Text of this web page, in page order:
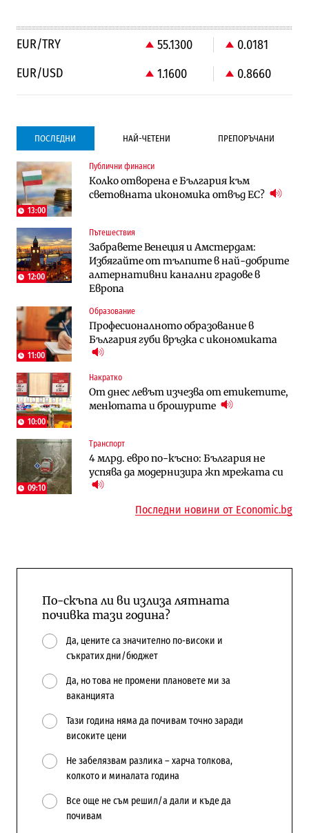
EUR/TRY 55.1300
0.0181
EUR/USD
1.1600 0.8660
ПОСЛЕДНИ НАЙ-ЧЕТЕНИ ПРЕПОРЪЧАНИ
13:00
Публични финанси
Колко отворена е България към
световната икономика отвъд ЕС?
12:00
Пътешествия
Забравете Венеция и Амстердам:
Избягайте от тълпите в най-добрите
алтернативни канални градове в
Европа
11:00
Образование
Професионалното образование в
България губи връзка с икономиката
10:00
Накратко
От днес левът изчезва от етикетите,
менютата и брошурите
09:10
Транспорт
4 млрд. евро по-късно: България не
успява да модернизира жп мрежата си
Градоустройство
Столична община избра изпълнител за
преместването на трамвайното
Компании
Vivacom предлага над 150 устройства с
90% отстъпка през август
„Ендуросат“ ще строи огромен
космически и отбранителен център в
Доброславци
Държавният ТЕЦ „Марица изток 2“
работи с 5 блока
АЕЦ „Козлодуй“ ще работи само още
няколко седмици, ако сушата продължи
Компании
Vivacom предлага над 150 устройства с
90% отстъпка през август
Градоустройство
Столична община избра изпълнител за
преместването на трамвайното
трасе по бул. „Скобелев“
Държавният ТЕЦ „Марица изток 2“
работи с 5 блока
„Ендуросат“ ще строи огромен
космически и отбранителен център в
Доброславци
Лекарствата за редки болести
попадат в капан на обществените
поръчки?
Последни новини от Economic.bg
По-скъпа ли ви излиза лятната
почивка тази година?
Да, цените са значително по-високи и
съкратих дни/бюджет
Да, но това не промени плановете ми за
ваканцията
Тази година няма да почивам точно заради
високите цени
Не забелязвам разлика – харча толкова,
колкото и миналата година
Все още не съм решил/а дали и къде да
почивам